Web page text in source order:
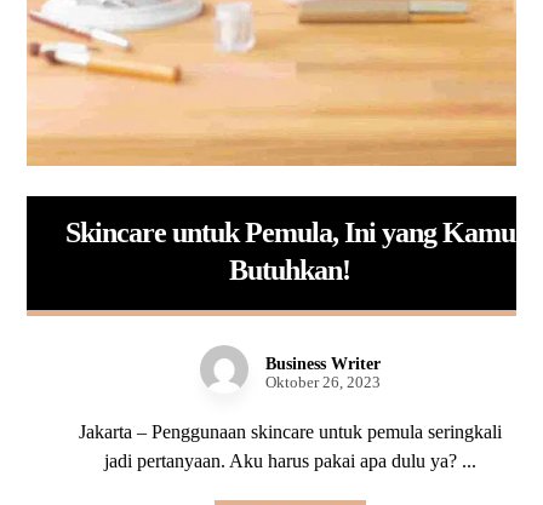
Skincare untuk Pemula, Ini yang Kamu
Butuhkan!
Business Writer
Oktober 26, 2023
Jakarta – Penggunaan skincare untuk pemula seringkali
jadi pertanyaan. Aku harus pakai apa dulu ya? ...